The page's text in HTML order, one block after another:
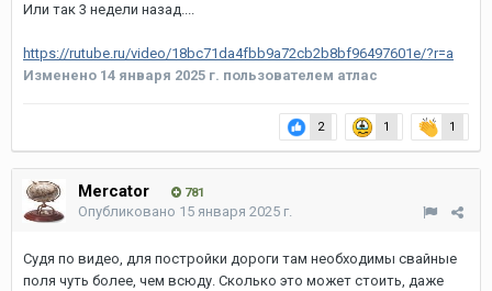
Или так 3 недели назад....
https://rutube.ru/video/18bc71da4fbb9a72cb2b8bf96497601e/?r=a
Изменено 14 января 2025 г. пользователем атлас
2 1 1
Mercator 781
Опубликовано 15 января 2025 г.
Судя по видео, для постройки дороги там необходимы свайные
поля чуть более, чем всюду. Сколько это может стоить, даже